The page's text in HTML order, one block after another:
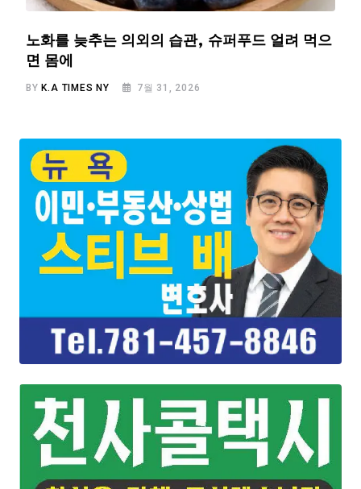
노화를 늦추는 의외의 습관, 슈퍼푸드 얼려 먹으
면 몸에
BYK.A TIMES NY 7월 31, 2026